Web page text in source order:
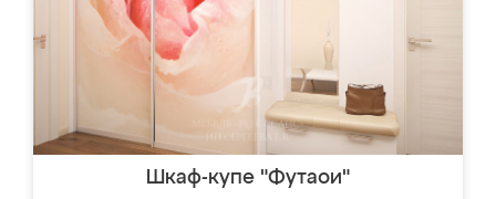
Шкаф-купе "Футаои"